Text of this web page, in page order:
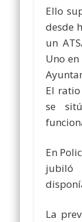
Ello
desde
un
Uno
El
se
En
La